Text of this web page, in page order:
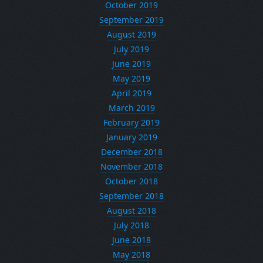
October 2019
September 2019
August 2019
July 2019
June 2019
May 2019
April 2019
March 2019
February 2019
January 2019
December 2018
November 2018
October 2018
September 2018
August 2018
July 2018
June 2018
May 2018